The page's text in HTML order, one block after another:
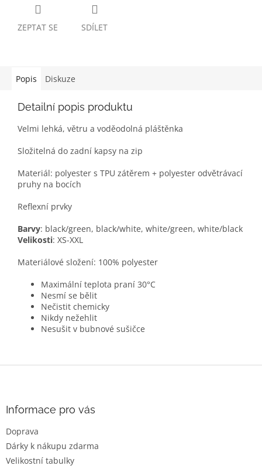
ZEPTAT SE SDÍLET
Popis Diskuze
Detailní popis produktu
Velmi lehká, větru a voděodolná pláštěnka
Složitelná do zadní kapsy na zip
Materiál: polyester s TPU zátěrem + polyester odvětrávací
pruhy na bocích
Reflexní prvky
Barvy: black/green, black/white, white/green, white/black
Velikosti: XS-XXL
Materiálové složení: 100% polyester
Maximální teplota praní 30°C
Nesmí se bělit
Nečistit chemicky
Nikdy nežehlit
Nesušit v bubnové sušičce
Informace pro vás
Doprava
Dárky k nákupu zdarma
Velikostní tabulky